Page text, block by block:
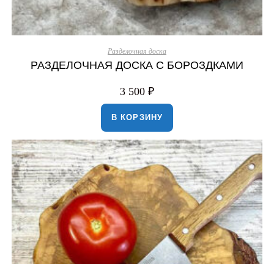
Разделочная доска
РАЗДЕЛОЧНАЯ ДОСКА С БОРОЗДКАМИ
3 500 ₽
В КОРЗИНУ